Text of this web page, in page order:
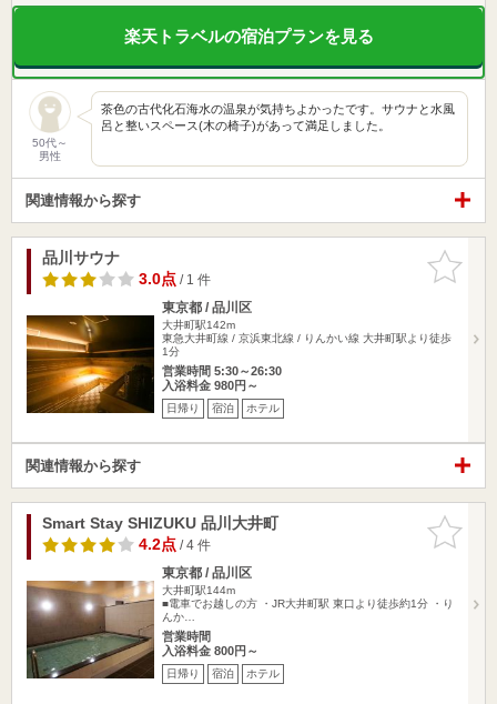
楽天トラベルの宿泊プランを見る
50代～
男性
茶色の古代化石海水の温泉が気持ちよかったです。サウナと水風
呂と整いスペース(木の椅子)があって満足しました。
関連情報から探す
お気に入
りに追加
品川サウナ
3.0点/ 1 件
東京都 / 品川区
大井町駅142m
東急大井町線 / 京浜東北線 / りんかい線 大井町駅より徒歩
1分
営業時間 5:30～26:30
入浴料金 980円～
日帰り 宿泊 ホテル
関連情報から探す
お気に入
りに追加
Smart Stay SHIZUKU 品川大井町
4.2点/ 4 件
東京都 / 品川区
大井町駅144m
■電車でお越しの方 ・JR大井町駅 東口より徒歩約1分 ・り
んか…
営業時間
入浴料金 800円～
日帰り 宿泊 ホテル